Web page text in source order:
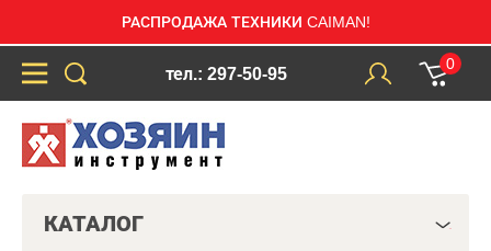
РАСПРОДАЖА ТЕХНИКИ CAIMAN!
тел.: 297-50-95
0
КАТАЛОГ